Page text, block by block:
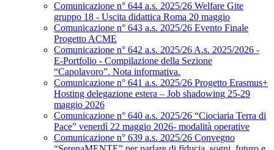
Comunicazione n° 644 a.s. 2025/26 Welfare Gite
gruppo 18 - Uscita didattica Roma 20 maggio
Comunicazione n° 643 a.s. 2025/26 Evento Finale
Progetto ACME
Comunicazione n° 642 a.s. 2025/26 A.s. 2025/2026 -
E-Portfolio - Compilazione della Sezione
“Capolavoro”. Nota informativa.
Comunicazione n° 641 a.s. 2025/26 Progetto Erasmus+
Hosting delegazione estera – Job shadowing 25-29
maggio 2026
Comunicazione n° 640 a.s. 2025/26 “Ciociaria Terra di
Pace” venerdì 22 maggio 2026- modalità operative
Comunicazione n° 639 a.s. 2025/26 Convegno